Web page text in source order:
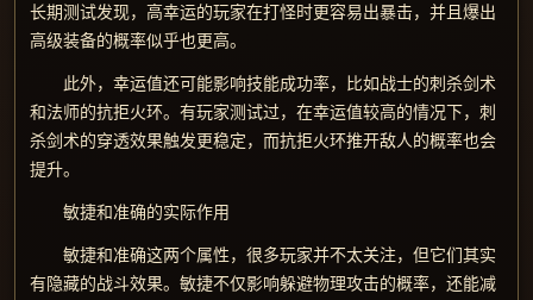
长期测试发现，高幸运的玩家在打怪时更容易出暴击，并且爆出
高级装备的概率似乎也更高。
此外，幸运值还可能影响技能成功率，比如战士的刺杀剑术
和法师的抗拒火环。有玩家测试过，在幸运值较高的情况下，刺
杀剑术的穿透效果触发更稳定，而抗拒火环推开敌人的概率也会
提升。
敏捷和准确的实际作用
敏捷和准确这两个属性，很多玩家并不太关注，但它们其实
有隐藏的战斗效果。敏捷不仅影响躲避物理攻击的概率，还能减